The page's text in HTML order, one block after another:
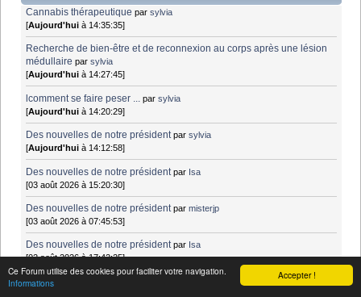
Accepter !
Ce Forum utilise des cookies pour faciliter votre navigation.
Informations
Cannabis thérapeutique parsylvia
[Aujourd'hui à 14:35:35]
Recherche de bien-être et de reconnexion au corps après une lésion
médullaire parsylvia
[Aujourd'hui à 14:27:45]
lcomment se faire peser ... parsylvia
[Aujourd'hui à 14:20:29]
Des nouvelles de notre président parsylvia
[Aujourd'hui à 14:12:58]
Des nouvelles de notre président par Isa
[03 août 2026 à 15:20:30]
Des nouvelles de notre président parmisterjp
[03 août 2026 à 07:45:53]
Des nouvelles de notre président par Isa
[02 août 2026 à 17:42:25]
NeurostepMC/Bioness L300 : dispositifs de stimulation électrique -